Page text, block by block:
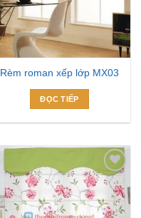
Rèm roman xếp lớp MX03
ĐỌC TIẾP
Add to